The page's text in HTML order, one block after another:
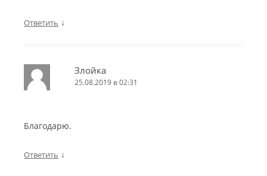
Ответить ↓
Злойка
25.08.2019 в 02:31
Благодарю.
Ответить ↓